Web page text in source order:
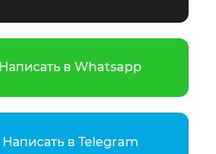
Написать в Whatsapp
Написать в Telegram